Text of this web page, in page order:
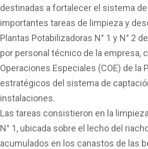
destinadas a fortalecer el sistema
importantes tareas de limpieza y
Plantas Potabilizadoras N° 1 y N° 2
por personal técnico de la empresa,
Operaciones Especiales (COE) de
estratégicos del sistema de
instalaciones.
Las tareas consistieron en la
N° 1, ubicada sobre el lecho del
acumulados en los canastos de las